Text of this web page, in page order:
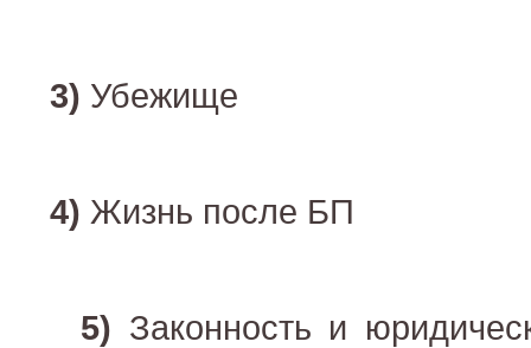
3) Убежище
4) Жизнь после БП
5) Законность и